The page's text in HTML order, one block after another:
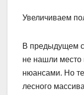
Увеличиваем
В предыдущем
не нашли место
нюансами. Но
лесного